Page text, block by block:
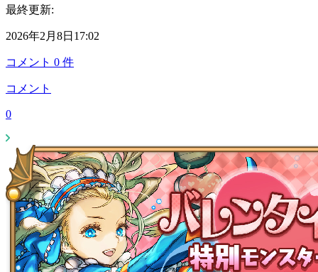
最終更新:
2026年2月8日17:02
コメント 0 件
コメント
0